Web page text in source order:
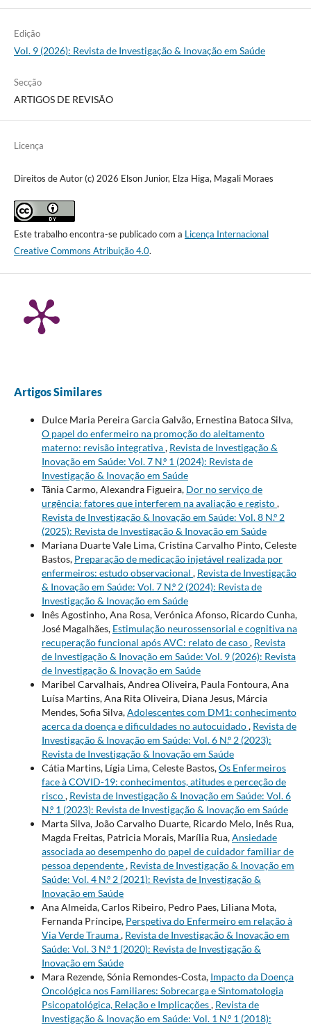
Edição
Vol. 9 (2026): Revista de Investigação & Inovação em Saúde
Secção
ARTIGOS DE REVISÃO
Licença
Direitos de Autor (c) 2026 Elson Junior, Elza Higa, Magali Moraes
Este trabalho encontra-se publicado com a Licença Internacional
Creative Commons Atribuição 4.0.
Artigos Similares
Dulce Maria Pereira Garcia Galvão, Ernestina Batoca Silva,
O papel do enfermeiro na promoção do aleitamento
materno: revisão integrativa, Revista de Investigação &
Inovação em Saúde: Vol. 7 N.º 1 (2024): Revista de
Investigação & Inovação em Saúde
Tânia Carmo, Alexandra Figueira, Dor no serviço de
urgência: fatores que interferem na avaliação e registo,
Revista de Investigação & Inovação em Saúde: Vol. 8 N.º 2
(2025): Revista de Investigação & Inovação em Saúde
Mariana Duarte Vale Lima, Cristina Carvalho Pinto, Celeste
Bastos, Preparação de medicação injetável realizada por
enfermeiros: estudo observacional , Revista de Investigação
& Inovação em Saúde: Vol. 7 N.º 2 (2024): Revista de
Investigação & Inovação em Saúde
Inês Agostinho, Ana Rosa, Verónica Afonso, Ricardo Cunha,
José Magalhães, Estimulação neurossensorial e cognitiva na
recuperação funcional após AVC: relato de caso, Revista
de Investigação & Inovação em Saúde: Vol. 9 (2026): Revista
de Investigação & Inovação em Saúde
Maribel Carvalhais, Andrea Oliveira, Paula Fontoura, Ana
Luísa Martins, Ana Rita Oliveira, Diana Jesus, Márcia
Mendes, Sofia Silva,Adolescentes com DM1: conhecimento
acerca da doença e dificuldades no autocuidado, Revista de
Investigação & Inovação em Saúde: Vol. 6 N.º 2 (2023):
Revista de Investigação & Inovação em Saúde
Cátia Martins, Lígia Lima, Celeste Bastos,Os Enfermeiros
face à COVID-19: conhecimentos, atitudes e perceção de
risco, Revista de Investigação & Inovação em Saúde: Vol. 6
N.º 1 (2023): Revista de Investigação & Inovação em Saúde
Marta Silva, João Carvalho Duarte, Ricardo Melo, Inês Rua,
Magda Freitas, Patricia Morais, Marília Rua,Ansiedade
associada ao desempenho do papel de cuidador familiar de
pessoa dependente, Revista de Investigação & Inovação em
Saúde: Vol. 4 N.º 2 (2021): Revista de Investigação &
Inovação em Saúde
Ana Almeida, Carlos Ribeiro, Pedro Paes, Liliana Mota,
Fernanda Príncipe, Perspetiva do Enfermeiro em relação à
Via Verde Trauma, Revista de Investigação & Inovação em
Saúde: Vol. 3 N.º 1 (2020): Revista de Investigação &
Inovação em Saúde
Mara Rezende, Sónia Remondes-Costa, Impacto da Doença
Oncológica nos Familiares: Sobrecarga e Sintomatologia
Psicopatológica, Relação e Implicações, Revista de
Investigação & Inovação em Saúde: Vol. 1 N.º 1 (2018):